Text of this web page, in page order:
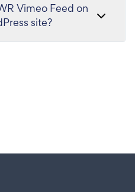
Vimeo Feed on
site?